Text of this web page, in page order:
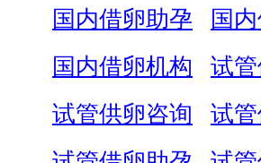
国内借卵助孕
国
国内借卵机构
试
试管供卵咨询
试